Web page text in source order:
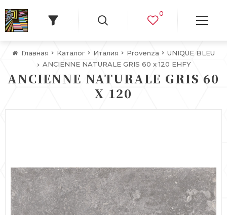
0
Главная Каталог Италия Provenza
UNIQUE BLEU
ANCIENNE NATURALE GRIS 60 x 120 EHFY
ANCIENNE NATURALE GRIS 60
X 120